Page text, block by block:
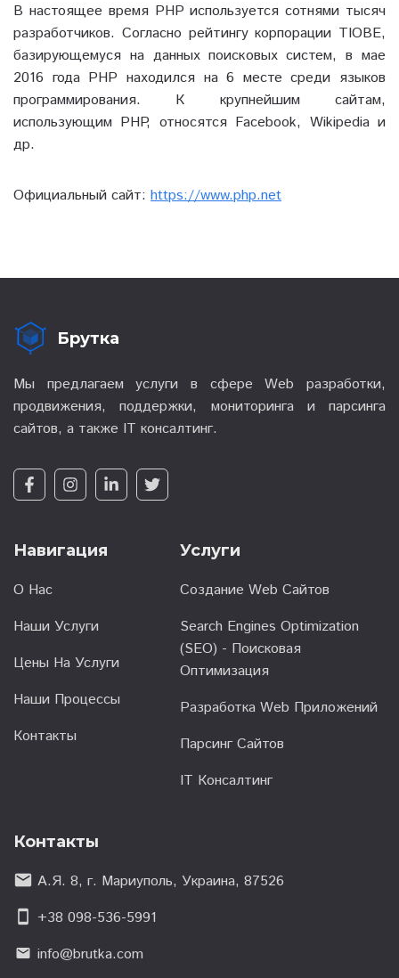
В настоящее время PHP используется сотнями тысяч
разработчиков. Согласно рейтингу корпорации TIOBE,
базирующемуся на данных поисковых систем, в мае
2016 года PHP находился на 6 месте среди языков
программирования. К крупнейшим сайтам,
использующим PHP, относятся Facebook, Wikipedia и
др.
Официальный сайт: https://www.php.net
Брутка
Мы предлагаем услуги в сфере Web разработки,
продвижения, поддержки, мониторинга и парсинга
сайтов, а также IT консалтинг.
Навигация
О Нас
Наши Услуги
Цены На Услуги
Наши Процессы
Контакты
Услуги
Создание Web Сайтов
Search Engines Optimization
(SEO) - Поисковая
Оптимизация
Разработка Web Приложений
Парсинг Сайтов
IT Консалтинг
Контакты
email А.Я. 8, г. Мариуполь, Украина, 87526
smartphone +38 098-536-5991
email info@brutka.com